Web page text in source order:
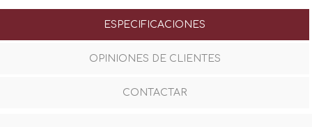
ESPECIFICACIONES
OPINIONES DE CLIENTES
CONTACTAR